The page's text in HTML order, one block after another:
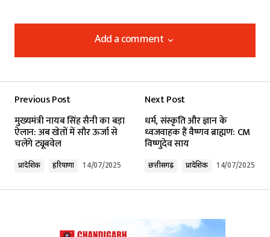
Add a comment
Add a comment
Required fields are marked*
Your Name*
Previous Post
मुख्यमंत्री नायब सिंह सैनी का बड़ा
ऐलान: अब खेतों में सौर ऊर्जा से
चलेंगे ट्यूबवेल
प्रादेशिक हरियाणा 14/07/2025
Next Post
धर्म, संस्कृति और ज्ञान के
ध्वजवाहक हैं वैष्णव ब्राह्मण: CM
विष्णुदेव साय
छत्तीसगढ़ प्रादेशिक 14/07/2025